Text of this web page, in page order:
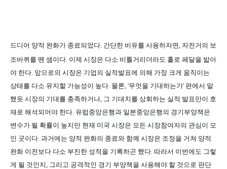
드디어 양적 완화가 종료되었다. 간단한 비유를 사용하자면, 자전거의 보
조바퀴를 뗀 셈이다. 이제 시장은 다소 비틀거리더라도 홀로 페달을 밟아
야 한다. 앞으로의 시장은 기업의 실적발표에 의해 가장 크게 움직이는
상태를 다소 유지할 가능성이 높다. 물론, '무엇을 기대하는가' 편에서 말
했듯 시장의 기대를 충족하거나, 그 기대치를 상회하는 실적 발표만이 호
재로 해석되어야 한다. 유럽중앙은행과 일본중앙은행의 경기부양책은
변수가 될 확률이 높지만 현재 미국 시장은 모든 시장참여자의 관심이 모
인 곳이다. 과거에는 양적 완화의 종료와 함께 시장은 조정을 거쳐 양적
완화 이전보다 다소 부진한 성적을 기록하곤 했다. 따라서 이번에도 그렇
게 될 것인지, 그리고 공격적인 경기 부양책을 사용해야 할 것으로 판단